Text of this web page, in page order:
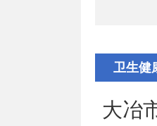
卫生健
大冶